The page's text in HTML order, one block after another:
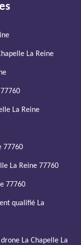
La Reine
La Reine
77760
La Reine 77760
77760
qualifié La
La Chapelle La